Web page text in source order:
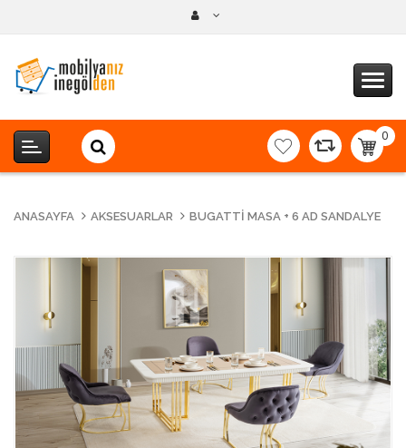
0
-
ANASAYFA AKSESUARLAR BUGATTI MASA + 6 AD SANDALYE